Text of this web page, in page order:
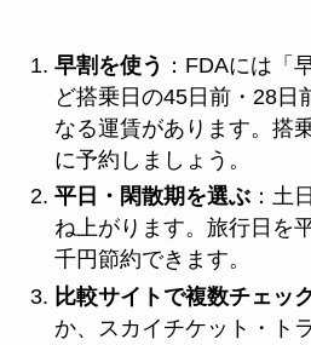
早割を使う ：FDAには「
ど搭乗日の45日前・28日
なる運賃があります。搭
に予約しましょう。
平日・閑散期を選ぶ：土
ね上がります。旅行日を
千円節約できます。
比較サイトで複数チェッ
か、スカイチケット・ト